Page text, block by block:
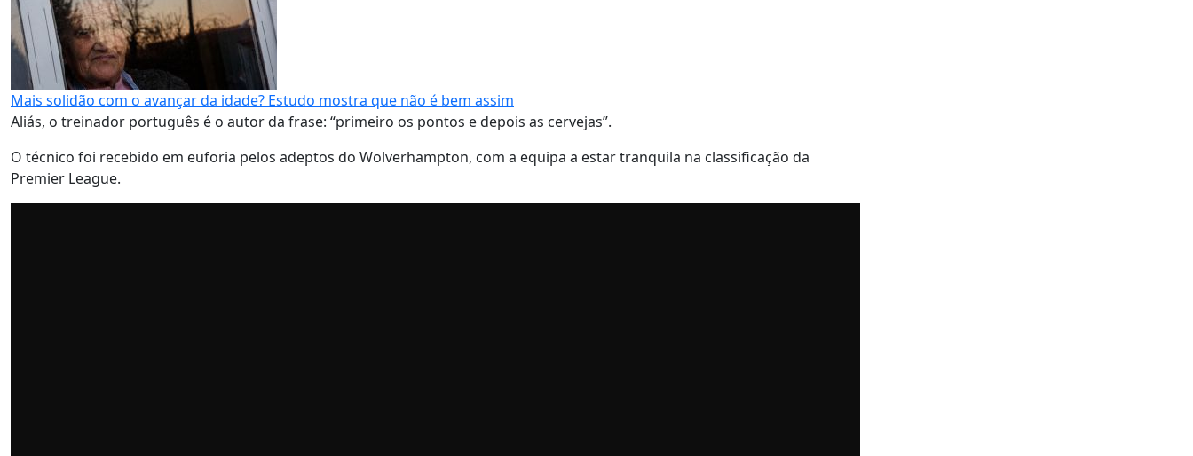
Mais solidão com o avançar da idade? Estudo mostra que não é bem assim
Aliás, o treinador português é o autor da frase: “primeiro os pontos e depois as cervejas”.
O técnico foi recebido em euforia pelos adeptos do Wolverhampton, com a equipa a estar tranquila na classificação da
Premier League.